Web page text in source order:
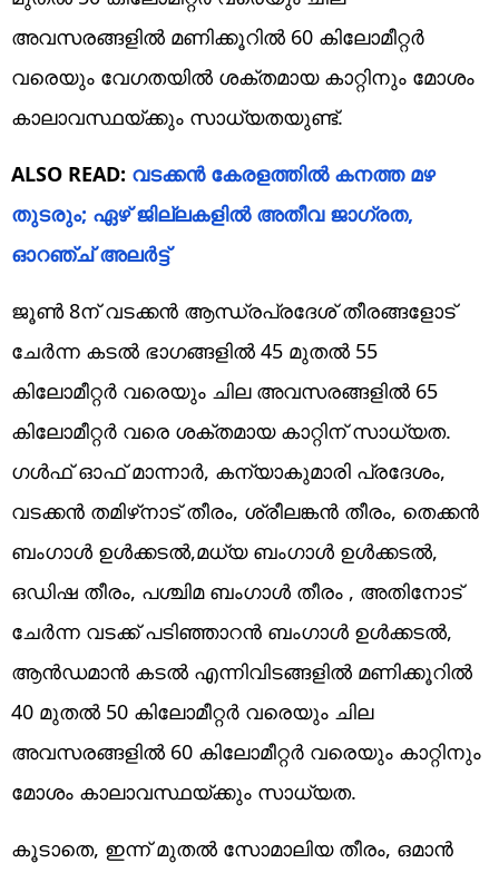
അവസരങ്ങളിൽ മണിക്കൂറിൽ 60 കിലോമീറ്റർ
വരെയും വേഗതയിൽ ശക്തമായ കാറ്റിനും മോശം
കാലാവസ്ഥയ്ക്കും സാധ്യതയുണ്ട്.
ALSO READ: വടക്കൻ കേരളത്തിൽ കനത്ത മഴ
തുടരും; ഏഴ് ജില്ലകളിൽ അതീവ ജാഗ്രത,
ഓറഞ്ച് അലർട്ട്
ജൂൺ 8ന് വടക്കൻ ആന്ധ്രപ്രദേശ് തീരങ്ങളോട്
ചേർന്ന കടൽ ഭാഗങ്ങളിൽ 45 മുതൽ 55
കിലോമീറ്റർ വരെയും ചില അവസരങ്ങളിൽ 65
കിലോമീറ്റർ വരെ ശക്തമായ കാറ്റിന് സാധ്യത.
ഗൾഫ് ഓഫ് മാന്നാർ, കന്യാകുമാരി പ്രദേശം,
വടക്കൻ തമിഴ്‌നാട് തീരം, ശ്രീലങ്കൻ തീരം, തെക്കൻ
ബംഗാൾ ഉൾക്കടൽ,മധ്യ ബംഗാൾ ഉൾക്കടൽ,
ഒഡിഷ തീരം, പശ്ചിമ ബംഗാൾ തീരം , അതിനോട്
ചേർന്ന വടക്ക് പടിഞ്ഞാറൻ ബംഗാൾ ഉൾക്കടൽ,
ആൻഡമാൻ കടൽ എന്നിവിടങ്ങളിൽ മണിക്കൂറിൽ
40 മുതൽ 50 കിലോമീറ്റർ വരെയും ചില
അവസരങ്ങളിൽ 60 കിലോമീറ്റർ വരെയും കാറ്റിനും
മോശം കാലാവസ്ഥയ്ക്കും സാധ്യത.
കൂടാതെ, ഇന്ന് മുതൽ സോമാലിയ തീരം, ഒമാൻ